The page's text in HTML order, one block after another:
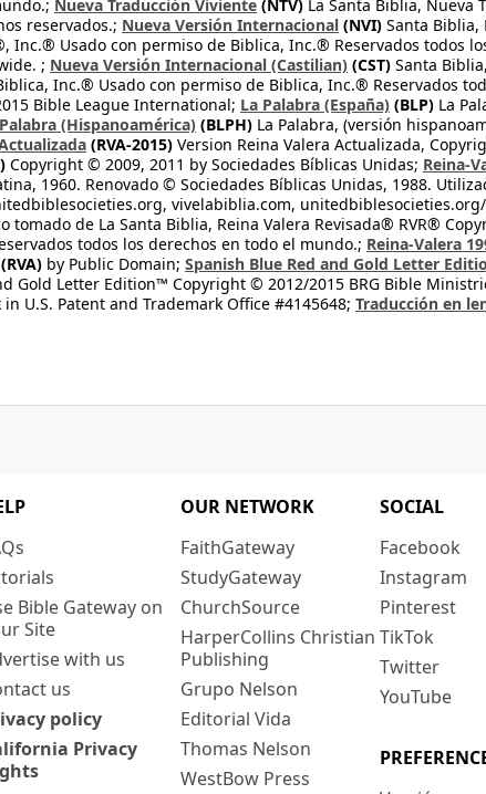
Nueva Traducción Viviente (NTV) La Santa Biblia, Nueva
reservados.; Nueva Versión Internacional (NVI) Santa Biblia,
Inc.® Usado con permiso de Biblica, Inc.® Reservados todos
; Nueva Versión Internacional (Castilian) (CST) Santa
Inc.® Usado con permiso de Biblica, Inc.® Reservados
Bible League International; La Palabra (España) (BLP) La
(Hispanoamérica) (BLPH) La Palabra, (versión
(RVA-2015) Version Reina Valera Actualizada,
Copyright © 2009, 2011 by Sociedades Bíblicas Unidas; Reina-
1960. Renovado © Sociedades Bíblicas Unidas, 1988.
vivelabiblia.com,
tomado de La Santa Biblia, Reina Valera Revisada® RVR®
todos los derechos en todo el mundo.; Reina-Valera
(RVA) by Public Domain; Spanish Blue Red and Gold Letter
Gold Letter Edition™ Copyright © 2012/2015 BRG Bible
U.S. Patent and Trademark Office #4145648; Traducción en
Bible Gateway on
Site
with us
us
policy
Privacy
OUR NETWORK
FaithGateway
StudyGateway
ChurchSource
HarperCollins Christian
Publishing
Grupo Nelson
Editorial Vida
Thomas Nelson
WestBow Press
SOCIAL
Facebook
Instagram
Pinterest
TikTok
Twitter
YouTube